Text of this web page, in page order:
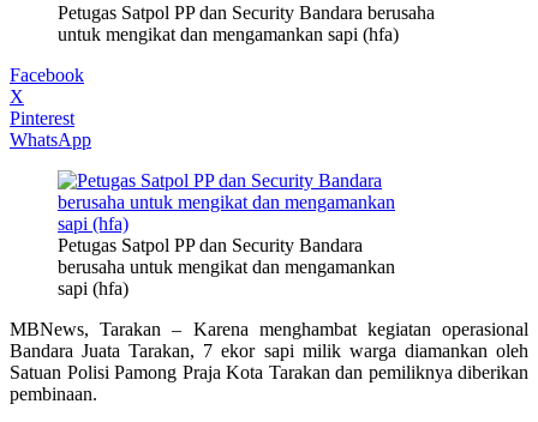
Petugas Satpol PP dan Security Bandara berusaha
untuk mengikat dan mengamankan sapi (hfa)
Facebook
X
Pinterest
WhatsApp
Petugas Satpol PP dan Security Bandara
berusaha untuk mengikat dan mengamankan
sapi (hfa)
MBNews, Tarakan – Karena menghambat kegiatan operasional
Bandara Juata Tarakan, 7 ekor sapi milik warga diamankan oleh
Satuan Polisi Pamong Praja Kota Tarakan dan pemiliknya diberikan
pembinaan.